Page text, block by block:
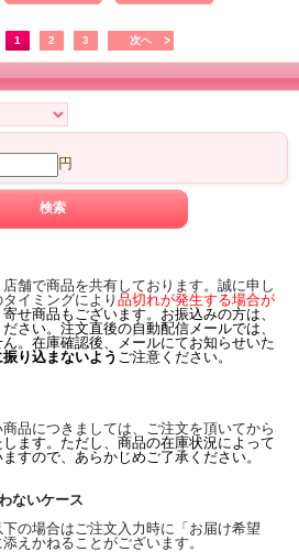
1 2 3 次へ
円
舗で商品を共有しております。誠に申し
イミングにより 品切れが発生する場合が
せ商品もございます。お振込みの方は、
さい。注文直後の自動配信メールでは、
。在庫確認後、メールにてお知らせいた
り込まないよう ご注意ください。
品につきましては、ご注文を頂いてから
ます。ただし、商品の在庫状況によって
すので、あらかじめご了承ください。
ないケース
の場合はご注文入力時に「お届け希望
えかねることがございます。